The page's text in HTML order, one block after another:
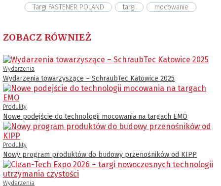
Targi FASTENER POLAND
targi mocowanie
ZOBACZ RÓWNIEŻ
Wydarzenia
Wydarzenia towarzyszące – SchraubTec Katowice 2025
Produkty
Nowe podejście do technologii mocowania na targach EMO
Produkty
Nowy program produktów do budowy przenośników od KIPP
Wydarzenia